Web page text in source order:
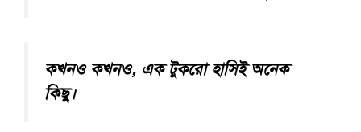
কখনও কখনও, এক টুকরো হাসিই অনেক
কিছু।